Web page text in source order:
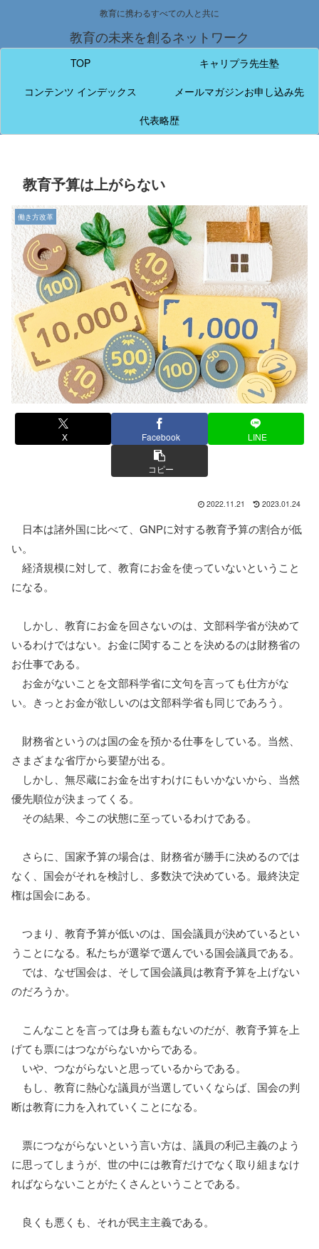
教育に携わるすべての人と共に
教育の未来を創るネットワーク
TOP
キャリプラ先生塾
コンテンツ インデックス
メールマガジンお申し込み先
代表略歴
教育予算は上がらない
働き方改革
X Facebook LINE
コピー
2022.11.21 2023.01.24
日本は諸外国に比べて、GNPに対する教育予算の割合が低
い。
経済規模に対して、教育にお金を使っていないということ
になる。
しかし、教育にお金を回さないのは、文部科学省が決めて
いるわけではない。お金に関することを決めるのは財務省の
お仕事である。
お金がないことを文部科学省に文句を言っても仕方がな
い。きっとお金が欲しいのは文部科学省も同じであろう。
財務省というのは国の金を預かる仕事をしている。当然、
さまざまな省庁から要望が出る。
しかし、無尽蔵にお金を出すわけにもいかないから、当然
優先順位が決まってくる。
その結果、今この状態に至っているわけである。
さらに、国家予算の場合は、財務省が勝手に決めるのでは
なく、国会がそれを検討し、多数決で決めている。最終決定
権は国会にある。
つまり、教育予算が低いのは、国会議員が決めているとい
うことになる。私たちが選挙で選んでいる国会議員である。
では、なぜ国会は、そして国会議員は教育予算を上げない
のだろうか。
こんなことを言っては身も蓋もないのだが、教育予算を上
げても票にはつながらないからである。
いや、つながらないと思っているからである。
もし、教育に熱心な議員が当選していくならば、国会の判
断は教育に力を入れていくことになる。
票につながらないという言い方は、議員の利己主義のよう
に思ってしまうが、世の中には教育だけでなく取り組まなけ
ればならないことがたくさんということである。
良くも悪くも、それが民主主義である。